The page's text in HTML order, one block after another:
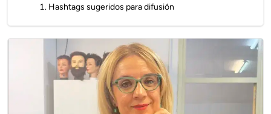
1. Hashtags sugeridos para difusión